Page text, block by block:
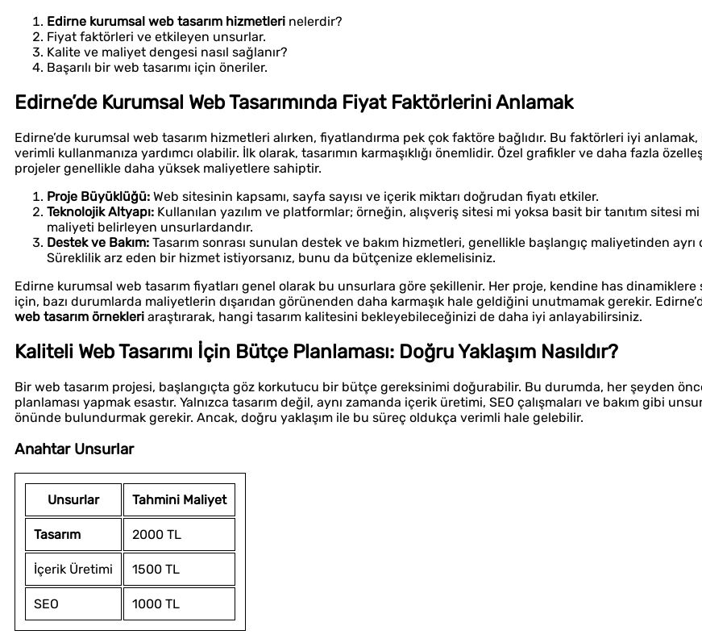
Edirne kurumsal web tasarım hizmetleri nelerdir?
Fiyat faktörleri ve etkileyen unsurlar.
Kalite ve maliyet dengesi nasıl sağlanır?
Başarılı bir web tasarımı için öneriler.
Edirne’de Kurumsal Web Tasarımında Fiyat Faktörlerini Anlamak
Edirne’de kurumsal web tasarım hizmetleri alırken, fiyatlandırma pek çok faktöre bağlıdır. Bu faktörleri iyi
verimli kullanmanıza yardımcı olabilir. İlk olarak, tasarımın karmaşıklığı önemlidir. Özel grafikler ve daha fazla
projeler genellikle daha yüksek maliyetlere sahiptir.
Proje Büyüklüğü: Web sitesinin kapsamı, sayfa sayısı ve içerik miktarı doğrudan fiyatı etkiler.
Teknolojik Altyapı: Kullanılan yazılım ve platformlar; örneğin, alışveriş sitesi mi yoksa basit bir tanıtım sitesi
maliyeti belirleyen unsurlardandır.
Destek ve Bakım: Tasarım sonrası sunulan destek ve bakım hizmetleri, genellikle başlangıç maliyetinden
Süreklilik arz eden bir hizmet istiyorsanız, bunu da bütçenize eklemelisiniz.
Edirne kurumsal web tasarım fiyatları genel olarak bu unsurlara göre şekillenir. Her proje, kendine has
için, bazı durumlarda maliyetlerin dışarıdan görünenden daha karmaşık hale geldiğini unutmamak gerekir.
web tasarım örnekleri araştırarak, hangi tasarım kalitesini bekleyebileceğinizi de daha iyi anlayabilirsiniz.
Kaliteli Web Tasarımı İçin Bütçe Planlaması: Doğru Yaklaşım Nasıldır?
Bir web tasarım projesi, başlangıçta göz korkutucu bir bütçe gereksinimi doğurabilir. Bu durumda, her şeyden
planlaması yapmak esastır. Yalnızca tasarım değil, aynı zamanda içerik üretimi, SEO çalışmaları ve bakım gibi
önünde bulundurmak gerekir. Ancak, doğru yaklaşım ile bu süreç oldukça verimli hale gelebilir.
Anahtar Unsurlar
Unsurlar Tahmini Maliyet
Tasarım 2000 TL
İçerik Üretimi 1500 TL
SEO 1000 TL